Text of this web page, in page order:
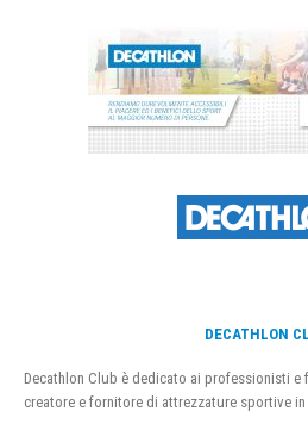
DECATHLON
Decathlon Club è dedicato ai professionisti e
creatore e fornitore di attrezzature sportive